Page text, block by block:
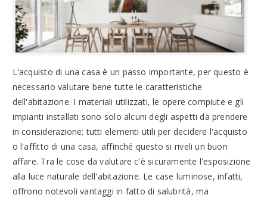
L'acquisto di una casa è un passo importante, per questo è
necessario valutare bene tutte le caratteristiche
dell'abitazione. I materiali utilizzati, le opere compiute e gli
impianti installati sono solo alcuni degli aspetti da prendere
in considerazione; tutti elementi utili per decidere l'acquisto
o l'affitto di una casa, affinché questo si riveli un buon
affare. Tra le cose da valutare c'è sicuramente l'esposizione
alla luce naturale dell'abitazione. Le case luminose, infatti,
offrono notevoli vantaggi in fatto di salubrità, ma